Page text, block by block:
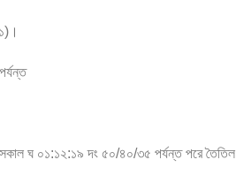
ঘ ০১:১২:১৯ দং ৫০/৪০/৩৫ পর্যন্ত পরে তৈতিল